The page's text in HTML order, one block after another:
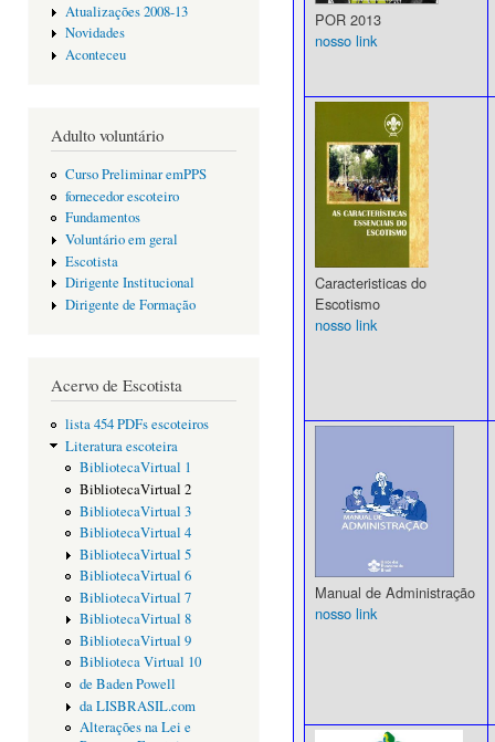
Atualizações 2008-13
Novidades
Aconteceu
Adulto voluntário
Curso Preliminar emPPS
fornecedor escoteiro
Fundamentos
Voluntário em geral
Escotista
Dirigente Institucional
Dirigente de Formação
Acervo de Escotista
lista 454 PDFs escoteiros
Literatura escoteira
BibliotecaVirtual 1
BibliotecaVirtual 2
BibliotecaVirtual 3
BibliotecaVirtual 4
BibliotecaVirtual 5
BibliotecaVirtual 6
BibliotecaVirtual 7
BibliotecaVirtual 8
BibliotecaVirtual 9
Biblioteca Virtual 10
de Baden Powell
da LISBRASIL.com
Alterações na Lei e
POR 2013
nosso link
Caracteristicas do
Escotismo
nosso link
Manual de Administração
nosso link